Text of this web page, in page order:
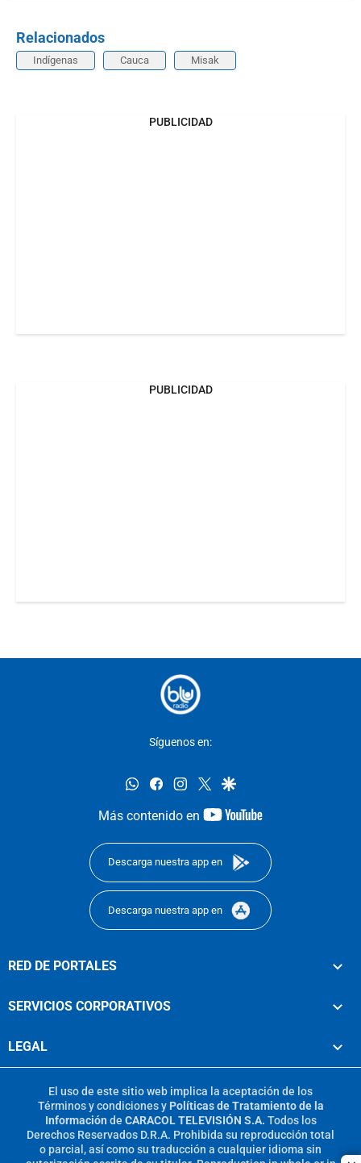
Relacionados
Indígenas Cauca Misak
PUBLICIDAD
PUBLICIDAD
Síguenos en:
whatsappfacebookinstagram
twittergoogle
Más contenido en
youtube-
Descarga nuestra app en
Descarga nuestra app en
RED DE PORTALES
SERVICIOS CORPORATIVOS
LEGAL
El uso de este sitio web implica la aceptación de los
Términos y condicionesy Políticas de Tratamiento de la
Información de CARACOL TELEVISIÓN S.A. Todos los
Derechos Reservados D.R.A. Prohibida su reproducción total
o parcial, así como su traducción a cualquier idioma sin